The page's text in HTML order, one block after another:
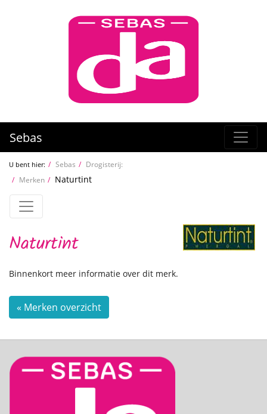
Sebas
U bent hier: Sebas
Drogisterij:
Merken
Naturtint
Naturtint
Binnenkort meer informatie over dit merk.
« Merken overzicht